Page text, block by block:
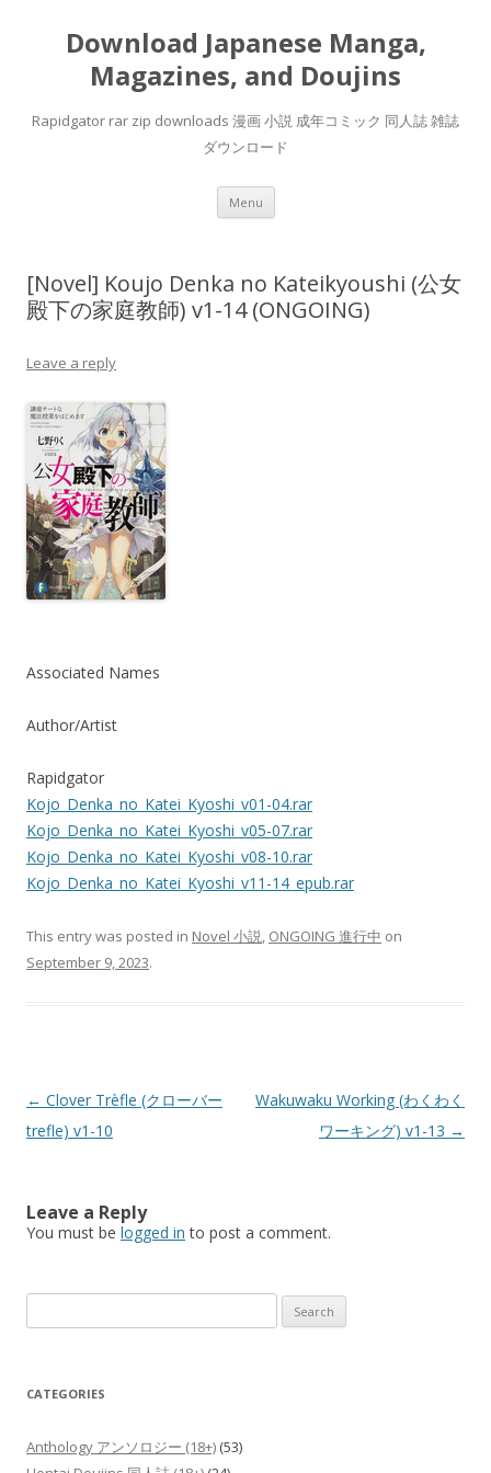
Download Japanese Manga,
Magazines, and Doujins
Rapidgator rar zip downloads 漫画 小説 成年コミック 同人誌 雑誌
ダウンロード
Menu Skip
content
[Novel] Koujo Denka no Kateikyoushi (公女
殿下の家庭教師) v1-14 (ONGOING)
Leave a reply
Associated Names
Author/Artist
Rapidgator
Kojo_Denka_no_Katei_Kyoshi_v01-04.rar
Kojo_Denka_no_Katei_Kyoshi_v05-07.rar
Kojo_Denka_no_Katei_Kyoshi_v08-10.rar
Kojo_Denka_no_Katei_Kyoshi_v11-14_epub.rar
This entry was posted in Novel 小説, ONGOING 進行中 on
September 9, 2023.
Post
navigation
← Clover Trèfle (クローバー
trefle) v1-10
Wakuwaku Working (わくわく
ワーキング) v1-13 →
Leave a Reply
You must be logged in to post a comment.
for:
CATEGORIES
Anthology アンソロジー (18+) (53)